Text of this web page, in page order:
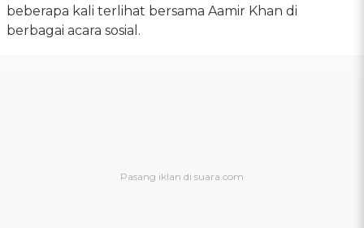
beberapa kali terlihat bersama Aamir Khan di
berbagai acara sosial.